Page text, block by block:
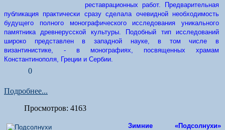
реставрационных работ. Предварительная
публикация практически сразу сделала очевидной необходимость
будущего полного монографического исследования уникального
памятника древнерусской культуры. Подобный тип исследований
широко представлен в западной науке, в том числе в
византинистике, - в монографиях, посвященных храмам
Константинополя, Греции и Сербии.
0
Подробнее...
Просмотров: 4163
Зимние «Подсолнухи»